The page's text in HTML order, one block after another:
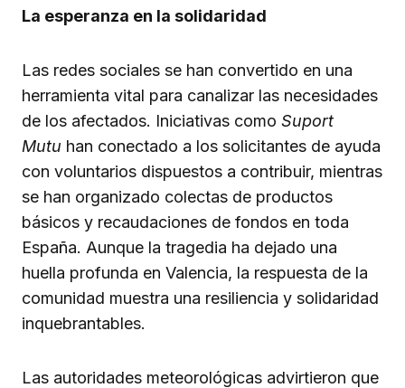
La esperanza en la solidaridad
Las redes sociales se han convertido en una
herramienta vital para canalizar las necesidades
de los afectados. Iniciativas como Suport
Mutu han conectado a los solicitantes de ayuda
con voluntarios dispuestos a contribuir, mientras
se han organizado colectas de productos
básicos y recaudaciones de fondos en toda
España. Aunque la tragedia ha dejado una
huella profunda en Valencia, la respuesta de la
comunidad muestra una resiliencia y solidaridad
inquebrantables.
Las autoridades meteorológicas advirtieron que